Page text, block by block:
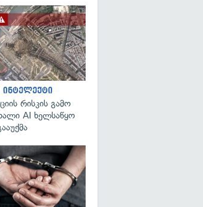
რისკის გამო
AI ხელსაწყო